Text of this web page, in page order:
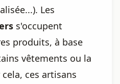
Les
s'occupent
produits, à base
vêtements ou la
ces artisans